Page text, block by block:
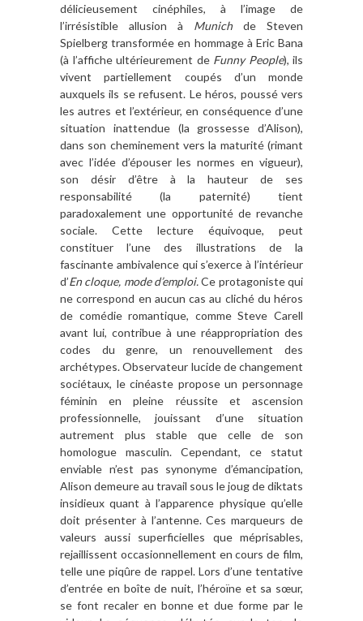
délicieusement cinéphiles, à l’image de
l’irrésistible allusion à Munichde Steven
Spielberg transformée en hommage à Eric Bana
(à l’affiche ultérieurement de Funny People), ils
vivent partiellement coupés d’un monde
auxquels ils se refusent. Le héros, poussé vers
les autres et l’extérieur, en conséquence d’une
situation inattendue (la grossesse d’Alison),
dans son cheminement vers la maturité (rimant
avec l’idée d’épouser les normes en vigueur),
son désir d’être à la hauteur de ses
responsabilité (la paternité) tient
paradoxalement une opportunité de revanche
sociale. Cette lecture équivoque, peut
constituer l’une des illustrations de la
fascinante ambivalence qui s’exerce à l’intérieur
d’En cloque, mode d’emploi.Ce protagoniste qui
ne correspond en aucun cas au cliché du héros
de comédie romantique, comme Steve Carell
avant lui, contribue à une réappropriation des
codes du genre, un renouvellement des
archétypes. Observateur lucide de changement
sociétaux, le cinéaste propose un personnage
féminin en pleine réussite et ascension
professionnelle, jouissant d’une situation
autrement plus stable que celle de son
homologue masculin. Cependant, ce statut
enviable n’est pas synonyme d’émancipation,
Alison demeure au travail sous le joug de diktats
insidieux quant à l’apparence physique qu’elle
doit présenter à l’antenne. Ces marqueurs de
valeurs aussi superficielles que méprisables,
rejaillissent occasionnellement en cours de film,
telle une piqûre de rappel. Lors d’une tentative
d’entrée en boîte de nuit, l’héroïne et sa sœur,
se font recaler en bonne et due forme par le